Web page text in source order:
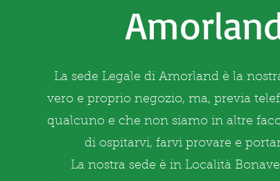
La sede Legale di Amorland è la
vero e proprio negozio, ma, previa
qualcuno e che non siamo in altre
di ospitarvi, farvi provare e
La nostra sede è in Località